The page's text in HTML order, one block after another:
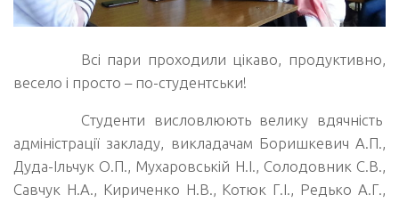
Всі пари проходили цікаво, продуктивно,
весело і просто – по-студентськи!
Студенти висловлюють велику вдячність
адміністрації закладу, викладачам Боришкевич А.П.,
Дуда-Ільчук О.П., Мухаровській Н.І., Солодовник С.В.,
Савчук Н.А., Кириченко Н.В., Котюк Г.І., Редько А.Г.,